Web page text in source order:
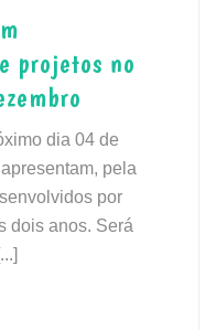
projetos no
dia 04 de
pela
por
dois anos. Será